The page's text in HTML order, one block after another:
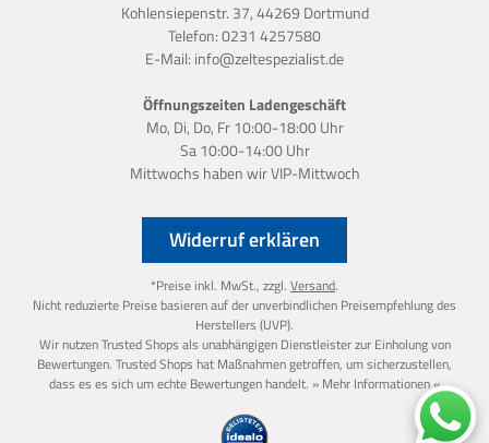
Widerruf erklären
*Preise inkl. MwSt., zzgl. Versand.
Nicht reduzierte Preise basieren auf der unverbindlichen Preisempfehlung des
Herstellers (UVP).
Wir nutzen Trusted Shops als unabhängigen Dienstleister zur Einholung von
Bewertungen. Trusted Shops hat Maßnahmen getroffen, um sicherzustellen,
dass es es sich um echte Bewertungen handelt. » Mehr Informationen «
Kohlensiepenstr. 37, 44269 Dortmund
Telefon:0231 4257580
E-Mail: info@zeltespezialist.de
Öffnungszeiten Ladengeschäft
Mo, Di, Do, Fr 10:00-18:00 Uhr
Sa 10:00-14:00 Uhr
Mittwochs haben wirVIP-Mittwoch